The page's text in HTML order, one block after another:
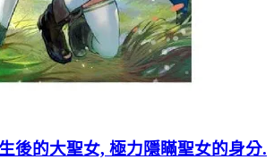
後的大聖女, 極力隱瞞聖女的身分.